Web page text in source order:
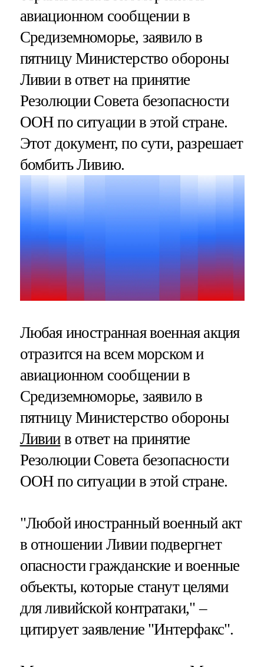
авиационном сообщении в
Средиземноморье, заявило в
пятницу Министерство обороны
Ливии в ответ на принятие
Резолюции Совета безопасности
ООН по ситуации в этой стране.
Этот документ, по сути, разрешает
бомбить Ливию.
Любая иностранная военная акция
отразится на всем морском и
авиационном сообщении в
Средиземноморье, заявило в
пятницу Министерство обороны
Ливиив ответ на принятие
Резолюции Совета безопасности
ООН по ситуации в этой стране.
"Любой иностранный военный акт
в отношении Ливии подвергнет
опасности гражданские и военные
объекты, которые станут целями
для ливийской контратаки," –
цитирует заявление "Интерфакс".